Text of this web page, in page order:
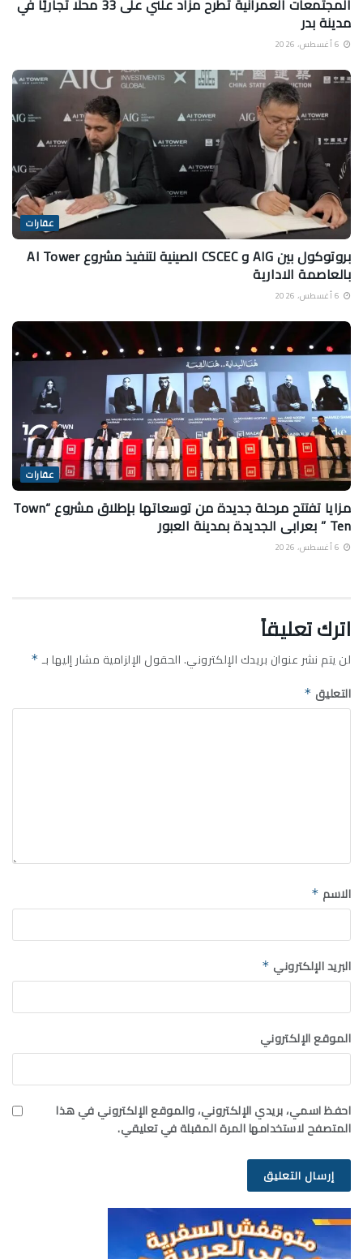
مدينة بدر
عقارات
بروتوكول بين AIG و CSCEC الصينية لتنفيذ مشروع AI Tower
بالعاصمة الادارية
عقارات
مزايا تفتتح مرحلة جديدة من توسعاتها بإطلاق مشروع “Town
Ten ” بعرابى الجديدة بمدينة العبور
اترك تعليقاً
لن يتم نشر عنوان بريدك الإلكتروني.الحقول الإلزامية مشار إليها بـ *
التعليق *
الاسم *
البريد الإلكتروني *
الموقع الإلكتروني
احفظ اسمي، بريدي الإلكتروني، والموقع الإلكتروني في هذا
المتصفح لاستخدامها المرة المقبلة في تعليقي.